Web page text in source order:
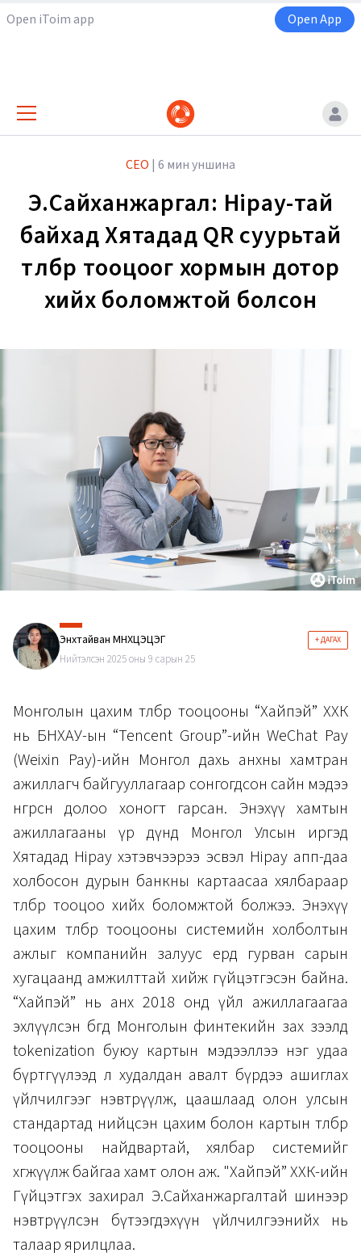
Open iToim app Open App
CEO | 6 мин уншина
Э.Сайханжаргал: Hipay-тай
байхад Хятадад QR суурьтай
төлбөр тооцоог хормын дотор
хийх боломжтой болсон
Энхтайван МӨНХЦЭЦЭГ + ДАГАХ
Нийтэлсэн 2025 оны 9 сарын 25
Монголын цахим төлбөр тооцооны “Хайпэй” ХХК
нь БНХАУ-ын “Tencent Group”-ийн WeChat Pay
(Weixin Pay)-ийн Монгол дахь анхны хамтран
ажиллагч байгууллагаар сонгогдсон сайн мэдээ
өнгөрсөн долоо хоногт гарсан. Энэхүү хамтын
ажиллагааны үр дүнд Монгол Улсын иргэд
Хятадад Hipay хэтэвчээрээ эсвэл Hipay апп-даа
холбосон дурын банкны картаасаа хялбараар
төлбөр тооцоо хийх боломжтой болжээ. Энэхүү
цахим төлбөр тооцооны системийн холболтын
ажлыг компанийн залуус ердөө гурван сарын
хугацаанд амжилттай хийж гүйцэтгэсэн байна.
“Хайпэй” нь анх 2018 онд үйл ажиллагаагаа
эхлүүлсэн бөгөөд Монголын финтекийн зах зээлд
tokenization буюу картын мэдээллээ нэг удаа
бүртгүүлээд л худалдан авалт бүрдээ ашиглах
үйлчилгээг нэвтрүүлж, цаашлаад олон улсын
стандартад нийцсэн цахим болон картын төлбөр
тооцооны найдвартай, хялбар системийг
хөгжүүлж байгаа хамт олон аж. "Хайпэй” ХХК-ийн
Гүйцэтгэх захирал Э.Сайханжаргалтай шинээр
нэвтрүүлсэн бүтээгдэхүүн үйлчилгээнийх нь
талаар ярилцлаа.